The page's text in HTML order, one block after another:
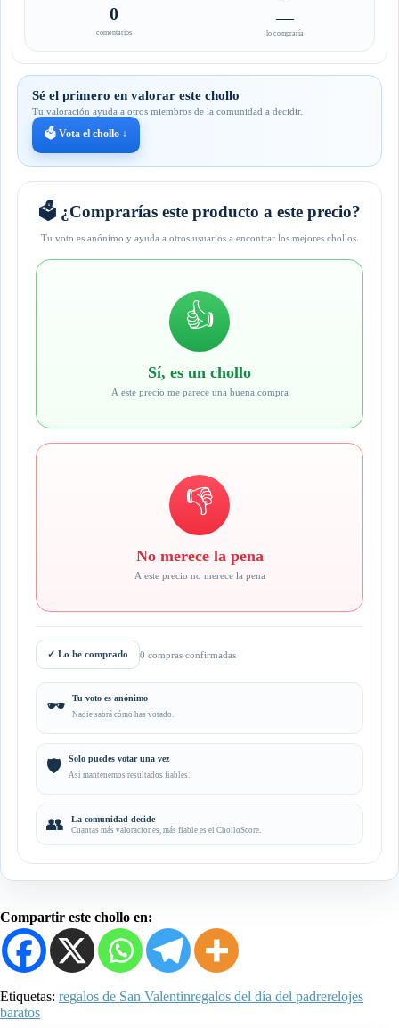
0
comentarios
—
lo compraría
Sé el primero en valorar este chollo
Tu valoración ayuda a otros miembros de la comunidad a decidir.
🗳️ Vota el chollo ↓
🗳️ ¿Comprarías este producto a este precio?
Tu voto es anónimo y ayuda a otros usuarios a encontrar los mejores chollos.
👍
Sí, es un chollo
A este precio me parece una buena compra
👎
No merece la pena
A este precio no merece la pena
✓ Lo he comprado 0 compras confirmadas
🕶️ Tu voto es anónimo
Nadie sabrá cómo has votado.
🛡️ Solo puedes votar una vez
Así mantenemos resultados fiables.
👥 La comunidad decide
Cuantas más valoraciones, más fiable es el CholloScore.
Compartir este chollo en:
Etiquetas: regalos de San Valentinregalos del día del padrerelojes
baratos